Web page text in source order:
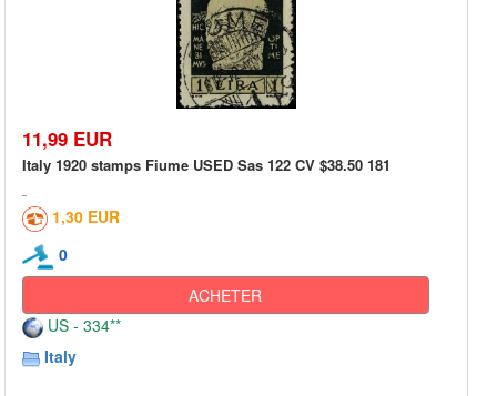
11,99 EUR
Italy 1920 stamps Fiume USED Sas 122 CV $38.50 181
1,30 EUR
0
ACHETER
US - 334**
Italy